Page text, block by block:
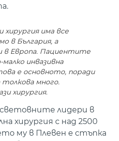
хирургия има все
в България, а
в Европа. Пациентите
инвазивна
е основното, поради
много.
хирургия.
лидери в
хирургия с над 2500
му в Плевен е стъпка